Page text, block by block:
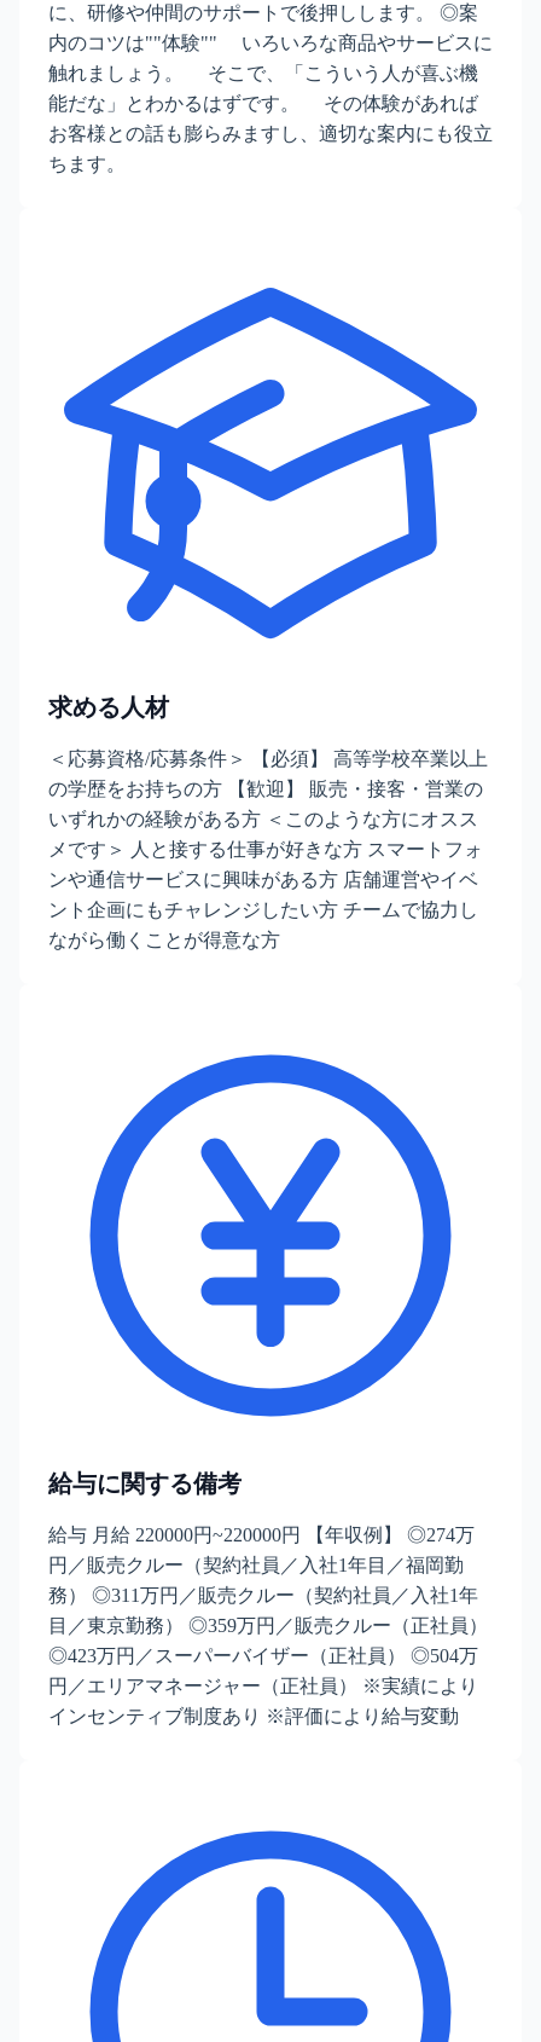
に、研修や仲間のサポートで後押しします。 ◎案
内のコツは""体験"" いろいろな商品やサービスに
触れましょう。 そこで、「こういう人が喜ぶ機
能だな」とわかるはずです。 その体験があれば
お客様との話も膨らみますし、適切な案内にも役立
ちます。
求める人材
＜応募資格/応募条件＞ 【必須】 高等学校卒業以上
の学歴をお持ちの方 【歓迎】 販売・接客・営業の
いずれかの経験がある方 ＜このような方にオスス
メです＞ 人と接する仕事が好きな方 スマートフォ
ンや通信サービスに興味がある方 店舗運営やイベ
ント企画にもチャレンジしたい方 チームで協力し
ながら働くことが得意な方
給与に関する備考
給与 月給 220000円~220000円 【年収例】 ◎274万
円／販売クルー（契約社員／入社1年目／福岡勤
務） ◎311万円／販売クルー（契約社員／入社1年
目／東京勤務） ◎359万円／販売クルー（正社員）
◎423万円／スーパーバイザー（正社員） ◎504万
円／エリアマネージャー（正社員） ※実績により
インセンティブ制度あり ※評価により給与変動